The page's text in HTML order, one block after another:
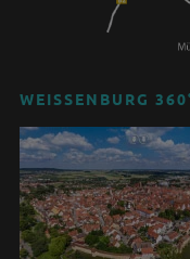
WEISSENBURG 360°